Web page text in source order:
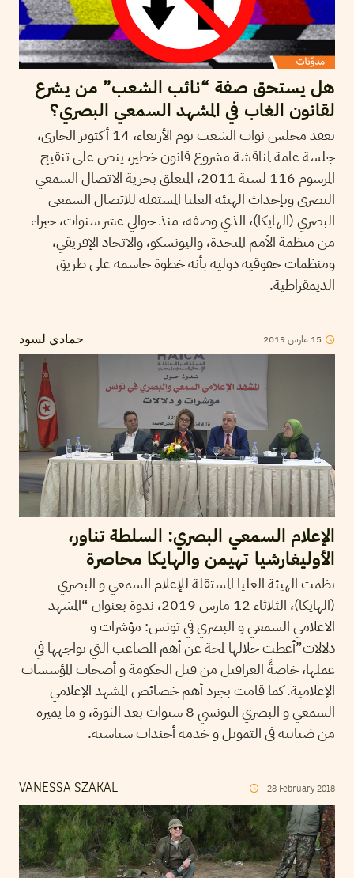
هل يستحق صفة “نائب الشعب” من يشرع
لقانون الغاب في المشهد السمعي البصري؟
يعقد مجلس نواب الشعب يوم الأربعاء، 14 أكتوبر الجاري،
جلسة عامة لمناقشة مشروع قانون خطير، ينص على تنقيح
المرسوم 116 لسنة 2011، المتعلق بحرية الاتصال السمعي
البصري وبإحداث الهيئة العليا المستقلة للاتصال السمعي
البصري (الهايكا)، الذي وصفه، منذ حوالي عشر سنوات، خبراء
من منظمة الأمم المتحدة، واليونسكو، والاتحاد الإفريقي،
ومنظمات حقوقية دولية بأنه خطوة حاسمة على طريق
الديمقراطية.
حمادي لسود 15 مارس2019
الإعلام السمعي البصري: السلطة تناور،
الأوليغارشيا تهيمن والهايكا محاصرة
نظمت الهيئة العليا المستقلة للإعلام السمعي و البصري
(الهايكا)، الثلاثاء 12 مارس 2019، ندوة بعنوان “المشهد
الاعلامي السمعي و البصري في تونس: مؤشرات و
دلالات”أعطت خلالها لمحة عن أهم المصاعب التي تواجهها في
عملها، خاصةً العراقيل من قبل الحكومة و أصحاب المؤسسات
الإعلامية. كما قامت بجرد أهم خصائص المشهد الإعلامي
السمعي و البصري التونسي 8 سنوات بعد الثورة، و ما يميزه
من ضبابية في التمويل و خدمة أجندات سياسية.
VANESSA SZAKAL 28 February 2018